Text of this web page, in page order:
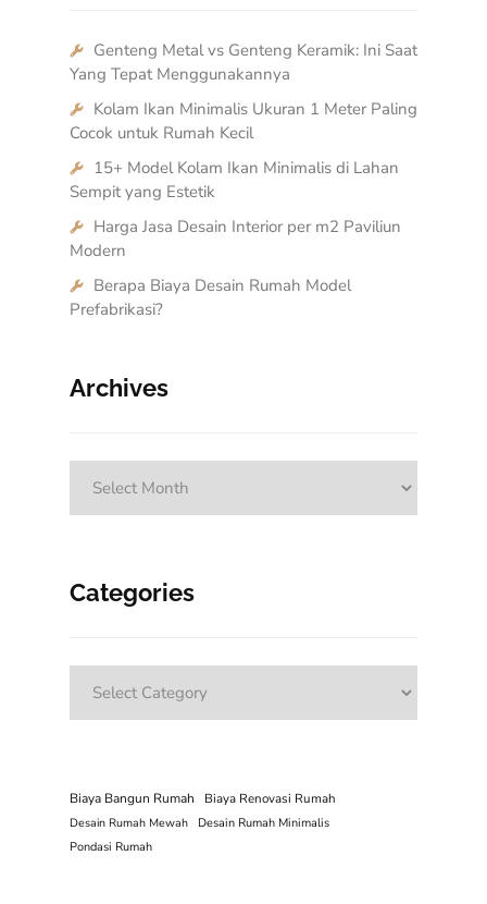
Genteng Metal vs Genteng Keramik: Ini Saat
Yang Tepat Menggunakannya
Kolam Ikan Minimalis Ukuran 1 Meter Paling
Cocok untuk Rumah Kecil
15+ Model Kolam Ikan Minimalis di Lahan
Sempit yang Estetik
Harga Jasa Desain Interior per m2 Paviliun
Modern
Berapa Biaya Desain Rumah Model
Prefabrikasi?
Archives
Categories
Biaya Bangun Rumah Biaya Renovasi Rumah
Desain Rumah Mewah
Desain Rumah Minimalis
Pondasi Rumah